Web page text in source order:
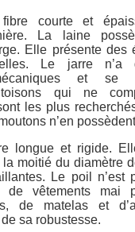
courte et
La laine
Elle présente des
elles. Le jarre
et se
qui ne
les plus
n’en
longue et rigide.
moitié du diamètre
Le poil n’est
de vêtements mai
de matelas et
sa robustesse.